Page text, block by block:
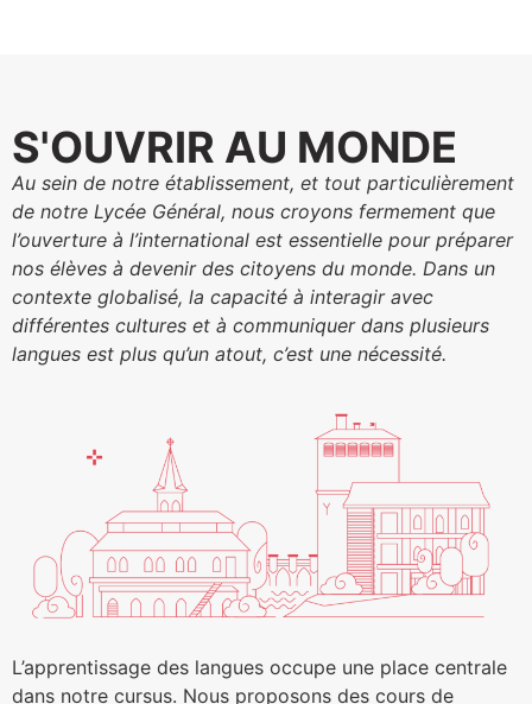
S'OUVRIR AU MONDE
Au sein de notre établissement, et tout particulièrement
de notre Lycée Général, nous croyons fermement que
l’ouverture à l’international est essentielle pour préparer
nos élèves à devenir des citoyens du monde. Dans un
contexte globalisé, la capacité à interagir avec
différentes cultures et à communiquer dans plusieurs
langues est plus qu’un atout, c’est une nécessité.
L’apprentissage des langues occupe une place centrale
dans notre cursus. Nous proposons des cours de